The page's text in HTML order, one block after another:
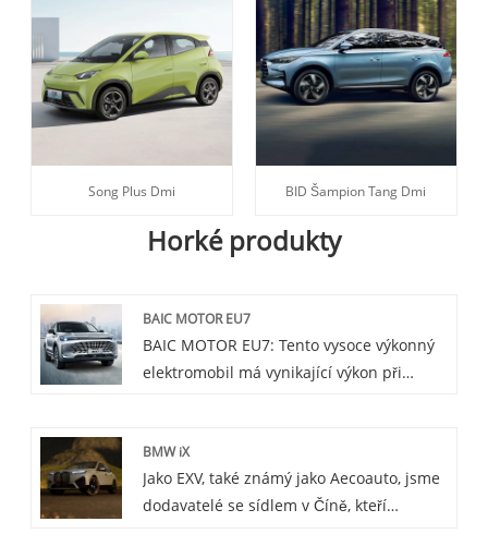
Song Plus Dmi BID Šampion Tang Dmi
Horké produkty
BAIC MOTOR EU7
BAIC MOTOR EU7: Tento vysoce výkonný
elektromobil má vynikající výkon při
řízení a inteligentními funkcemi
konektivity, díky čemuž je váš zážitek z
jízdy inteligentnější a personalizovaný.
BMW iX
Jako EXV, také známý jako Aecoauto, jsme
dodavatelé se sídlem v Číně, kteří